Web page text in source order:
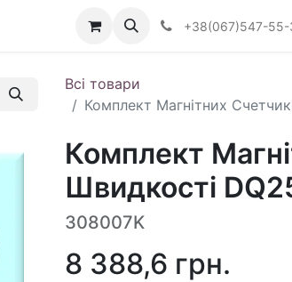
+38(067)547-55-
Всі товари
Комплект Магнітних
Комплект
Швидкості
308007K
8 388,6 грн.